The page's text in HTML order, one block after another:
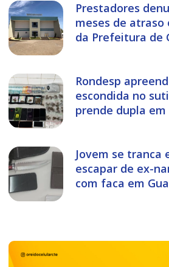
Prestadores
meses de
da Prefeitura de
Rondesp
escondida no
prende dupla
Jovem se tranca
escapar de ex-
com faca em